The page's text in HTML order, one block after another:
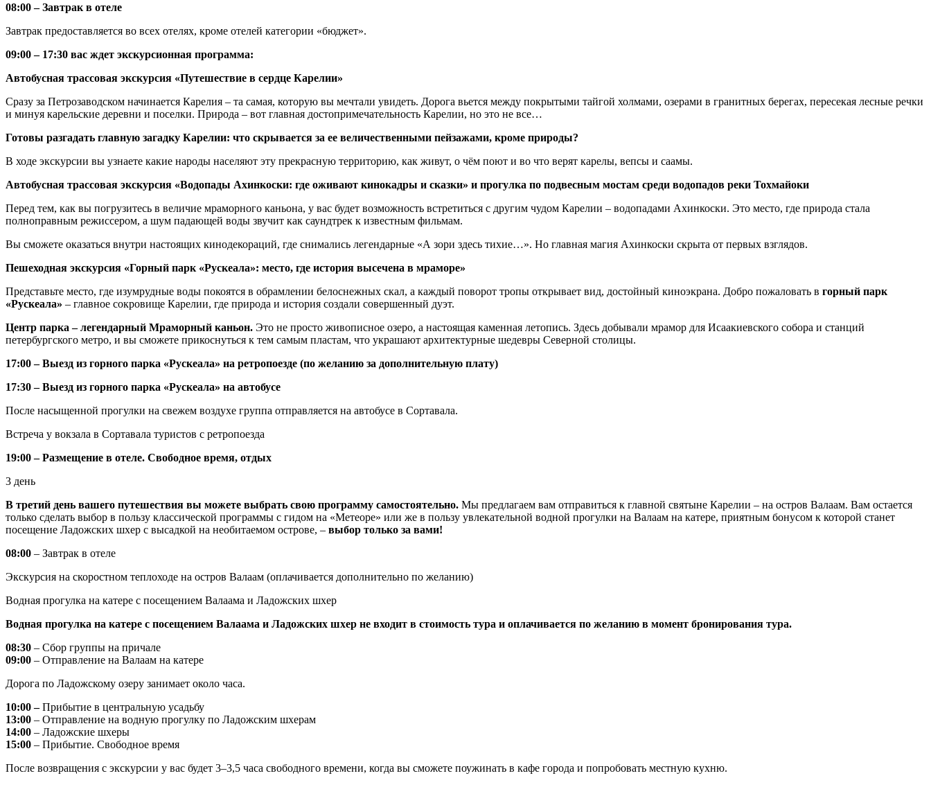
08:00 – Завтрак в отеле
Завтрак предоставляется во всех отелях, кроме отелей категории «бюджет».
09:00 – 17:30 вас ждет экскурсионная программа:
Автобусная трассовая экскурсия «Путешествие в сердце Карелии»
Сразу за Петрозаводском начинается Карелия – та самая, которую вы мечтали увидеть. Дорога вьется между покрытыми тайгой холмами, озерами в гранитных берегах, пересекая лесные речки
и минуя карельские деревни и поселки. Природа – вот главная достопримечательность Карелии, но это не все…
Готовы разгадать главную загадку Карелии: что скрывается за ее величественными пейзажами, кроме природы?
В ходе экскурсии вы узнаете какие народы населяют эту прекрасную территорию, как живут, о чём поют и во что верят карелы, вепсы и саамы.
Автобусная трассовая экскурсия «Водопады Ахинкоски: где оживают кинокадры и сказки» и прогулка по подвесным мостам среди водопадов реки Тохмайоки
Перед тем, как вы погрузитесь в величие мраморного каньона, у вас будет возможность встретиться с другим чудом Карелии – водопадами Ахинкоски. Это место, где природа стала
полноправным режиссером, а шум падающей воды звучит как саундтрек к известным фильмам.
Вы сможете оказаться внутри настоящих кинодекораций, где снимались легендарные «А зори здесь тихие…». Но главная магия Ахинкоски скрыта от первых взглядов.
Пешеходная экскурсия «Горный парк «Рускеала»: место, где история высечена в мраморе»
Представьте место, где изумрудные воды покоятся в обрамлении белоснежных скал, а каждый поворот тропы открывает вид, достойный киноэкрана. Добро пожаловать в горный парк
«Рускеала» – главное сокровище Карелии, где природа и история создали совершенный дуэт.
Центр парка – легендарный Мраморный каньон. Это не просто живописное озеро, а настоящая каменная летопись. Здесь добывали мрамор для Исаакиевского собора и станций
петербургского метро, и вы сможете прикоснуться к тем самым пластам, что украшают архитектурные шедевры Северной столицы.
17:00 – Выезд из горного парка «Рускеала» на ретропоезде (по желанию за дополнительную плату)
17:30 – Выезд из горного парка «Рускеала» на автобусе
После насыщенной прогулки на свежем воздухе группа отправляется на автобусе в Сортавала.
Встреча у вокзала в Сортавала туристов с ретропоезда
19:00 – Размещение в отеле. Свободное время, отдых
3 день
В третий день вашего путешествия вы можете выбрать свою программу самостоятельно. Мы предлагаем вам отправиться к главной святыне Карелии – на остров Валаам. Вам остается
только сделать выбор в пользу классической программы с гидом на «Метеоре» или же в пользу увлекательной водной прогулки на Валаам на катере, приятным бонусом к которой станет
посещение Ладожских шхер с высадкой на необитаемом острове, – выбор только за вами!
08:00 – Завтрак в отеле
Экскурсия на скоростном теплоходе на остров Валаам (оплачивается дополнительно по желанию)
Водная прогулка на катере с посещением Валаама и Ладожских шхер
Водная прогулка на катере с посещением Валаама и Ладожских шхер не входит в стоимость тура и оплачивается по желанию в момент бронирования тура.
08:30 – Сбор группы на причале
09:00 – Отправление на Валаам на катере
Дорога по Ладожскому озеру занимает около часа.
10:00 –Прибытие в центральную усадьбу
13:00 – Отправление на водную прогулку по Ладожским шхерам
14:00 – Ладожские шхеры
15:00 – Прибытие. Свободное время
После возвращения с экскурсии у вас будет 3–3,5 часа свободного времени, когда вы сможете поужинать в кафе города и попробовать местную кухню.